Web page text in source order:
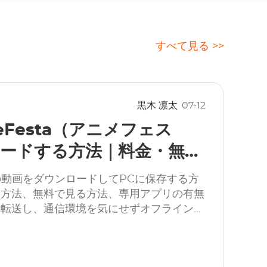
すべて見る >>
黒木 凛太 07-12
（アニメフェス
ドする方法｜料金・無料
まで解説
画をダウンロードしてPCに保存する方
法、無料で見る方法、専用アプリの有無
送し、通信環境を気にせずオフライン視